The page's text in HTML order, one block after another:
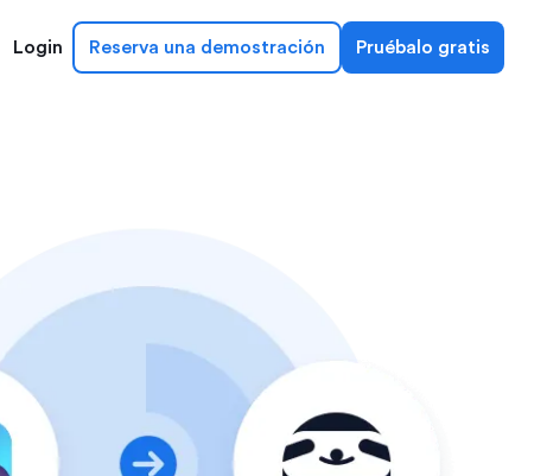
Login Reserva una demostración Pruébalo gratis